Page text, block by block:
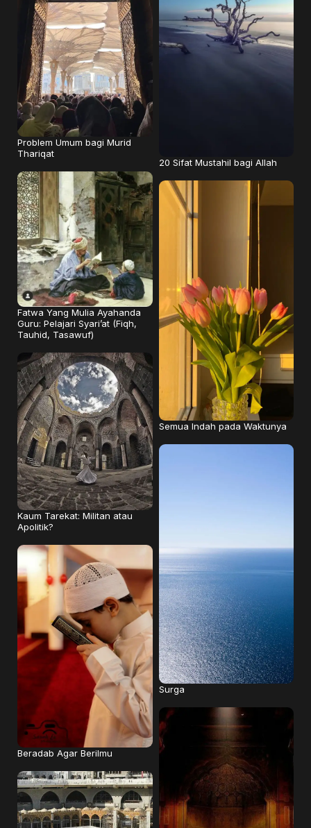
20 Sifat Mustahil bagi Allah
Problem Umum bagi Murid
Thariqat
Semua Indah pada Waktunya
Fatwa Yang Mulia Ayahanda
Guru: Pelajari Syari’at (Fiqh,
Tauhid, Tasawuf)
Surga
Kaum Tarekat: Militan atau
Apolitik?
Beradab Agar Berilmu